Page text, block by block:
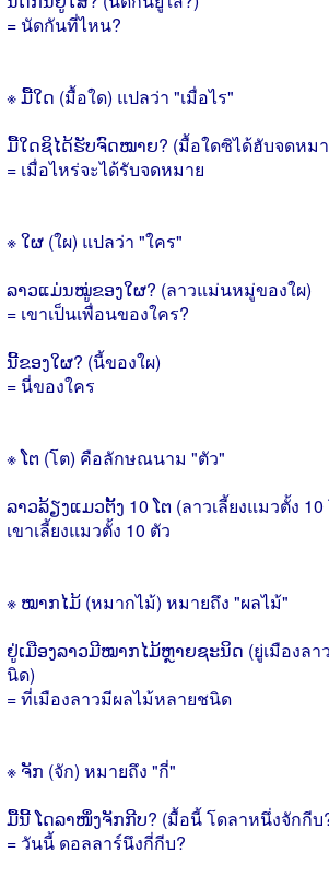
= นัดกันที่ไหน?
※ ມື້ໃດ (มื้อใด) แปลว่า "เมื่อไร"
ມື້ໃດຊິໄດ້ຮັບຈົດໝາຍ? (มื้อใดซิได้ฮับจดหม
= เมื่อไหร่จะได้รับจดหมาย
※ ໃຜ (ใผ) แปลว่า "ใคร"
ລາວແມ່ນໝູ່ຂອງໃຜ? (ลาวแม่นหมู่ของใผ)
= เขาเป็นเพื่อนของใคร?
ນີ້ຂອງໃຜ? (นี้ของใผ)
= นี่ของใคร
※ ໂຕ (โต) คือลักษณนาม "ตัว"
ລາວລ້ຽງແມວຕັ້ງ 10 ໂຕ (ลาวเลี้ยงแมวตั้ง 10
เขาเลี้ยงแมวตั้ง 10 ตัว
※ ໝາກໄມ້ (หมากไม้) หมายถึง "ผลไม้"
ຢູ່ເມືອງລາວມີໝາກໄມ້ຫຼາຍຊະນິດ (ยู่เมืองลา
นิด)
= ที่เมืองลาวมีผลไม้หลายชนิด
※ ຈັກ (จัก) หมายถึง "กี่"
ມື້ນີ້ ໂດລາໜຶ່ງຈັກກີບ? (มื้อนี้ โดลาหนึ่งจักกีบ
= วันนี้ ดอลลาร์นึงกี่กีบ?